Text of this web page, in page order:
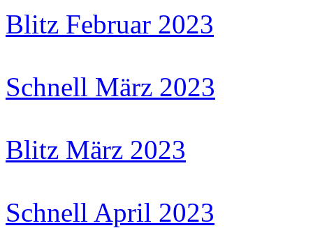
Blitz Februar 2023
Schnell März 2023
Blitz März 2023
Schnell April 2023